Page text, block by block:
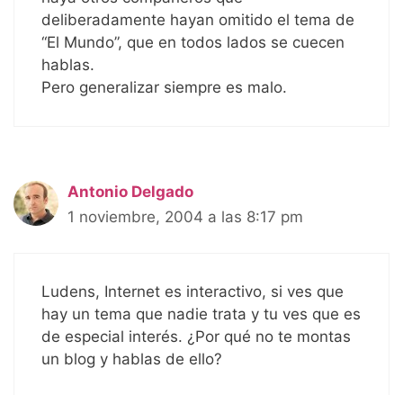
deliberadamente hayan omitido el tema de
“El Mundo”, que en todos lados se cuecen
hablas.
Pero generalizar siempre es malo.
Antonio Delgado
1 noviembre, 2004 a las 8:17 pm
Ludens, Internet es interactivo, si ves que
hay un tema que nadie trata y tu ves que es
de especial interés. ¿Por qué no te montas
un blog y hablas de ello?